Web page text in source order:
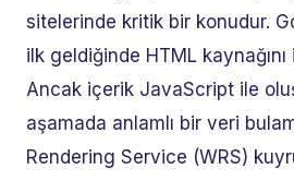
sitelerinde kritik bir konudur.
ilk geldiğinde HTML
Ancak içerik JavaScript ile
aşamada anlamlı bir veri
Rendering Service (WRS)